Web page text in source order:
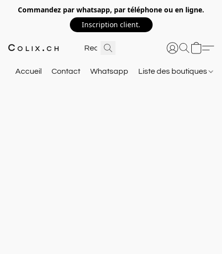
Commandez par whatsapp, par téléphone ou en ligne.
Inscription client.
Colix.ch
Accueil Contact Whatsapp Liste des boutiques